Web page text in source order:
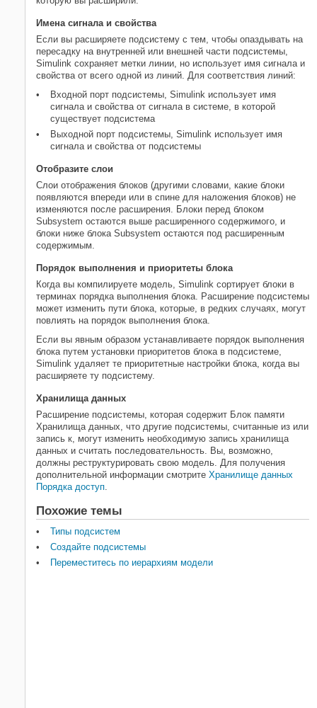
Имена сигнала и свойства
Если вы расширяете подсистему с тем, чтобы опаздывать на
пересадку на внутренней или внешней части подсистемы,
Simulink сохраняет метки линии, но использует имя сигнала и
свойства от всего одной из линий. Для соответствия линий:
Входной порт подсистемы, Simulink использует имя
сигнала и свойства от сигнала в системе, в которой
существует подсистема
Выходной порт подсистемы, Simulink использует имя
сигнала и свойства от подсистемы
Отобразите слои
Слои отображения блоков (другими словами, какие блоки
появляются впереди или в спине для наложения блоков) не
изменяются после расширения. Блоки перед блоком
Subsystem остаются выше расширенного содержимого, и
блоки ниже блока Subsystem остаются под расширенным
содержимым.
Порядок выполнения и приоритеты блока
Когда вы компилируете модель, Simulink сортирует блоки в
терминах порядка выполнения блока. Расширение подсистемы
может изменить пути блока, которые, в редких случаях, могут
повлиять на порядок выполнения блока.
Если вы явным образом устанавливаете порядок выполнения
блока путем установки приоритетов блока в подсистеме,
Simulink удаляет те приоритетные настройки блока, когда вы
расширяете ту подсистему.
Хранилища данных
Расширение подсистемы, которая содержит Блок памяти
Хранилища данных, что другие подсистемы, считанные из или
запись к, могут изменить необходимую запись хранилища
данных и считать последовательность. Вы, возможно,
должны реструктурировать свою модель. Для получения
дополнительной информации смотрите Хранилище данных
Порядка доступ
Похожие темы
Типы подсистем
Создайте подсистемы
Переместитесь по иерархиям модели